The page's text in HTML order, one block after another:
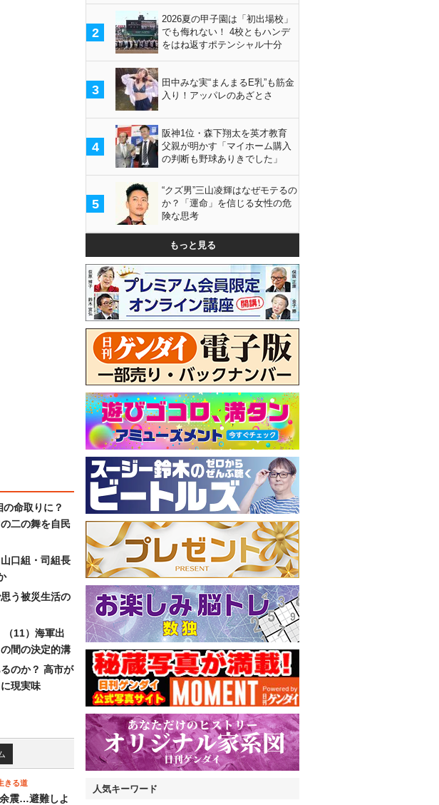
命取りに？
二の舞を自民
口組・司組長
う被災生活の
（11）海軍出
間の決定的溝
のか？ 高市が
現実味
きる道
震…避難しよ
2
2026夏の甲子園は「初出場校」
でも侮れない！ 4校ともハンデ
をはね返すポテンシャル十分
3
田中みな実“まんまるE乳”も筋金
入り！アッパレのあざとさ
4
阪神1位・森下翔太を英才教育
父親が明かす「マイホーム購入
の判断も野球ありきでした」
5
“クズ男”三山凌輝はなぜモテるの
か？「運命」を信じる女性の危
険な思考
もっと見る
人気キーワード